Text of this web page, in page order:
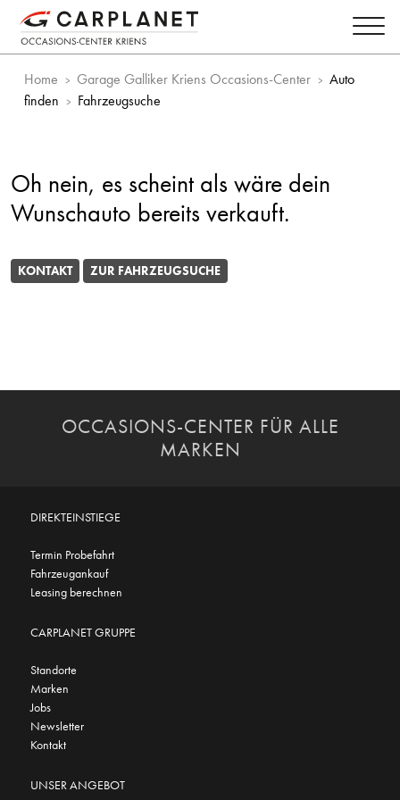
Home Garage Galliker Kriens Occasions-Center
Auto
finden
Fahrzeugsuche
Oh nein, es scheint als wäre dein
Wunschauto bereits verkauft.
KONTAKT ZUR FAHRZEUGSUCHE
OCCASIONS-CENTER FÜR ALLE
MARKEN
DIREKTEINSTIEGE
Termin Probefahrt
Fahrzeugankauf
Leasing berechnen
CARPLANET GRUPPE
Standorte
Marken
Jobs
Newsletter
Kontakt
UNSER ANGEBOT